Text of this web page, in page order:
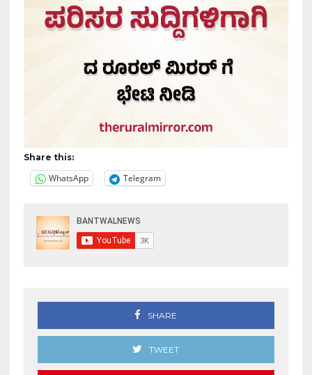
Share this:
WhatsApp Telegram
SHARE
TWEET